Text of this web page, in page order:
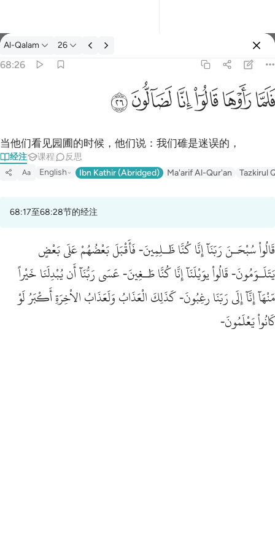
经注: Al-Qalam 68:26
Al-Qalam 26
68:26
فَلَمَّا رَأَوْهَا قَالُوٓا۟ إِنَّا لَضَآلُّونَ ٢٦
ﱵﱶﱷﱸﱹﱺ
当他们看见园圃的时候，他们说：我们碓是迷误的，
经注 课程 反思
Aa English Ibn Kathir (Abridged) Ma'arif Al-Qur'an Tazkirul
68:17至68:28节的经注
قَالُواْ سُبْحَـنَ رَبّنَآ إِنَّا كُنَّا ظَـلِمِينَ- فَأَقْبَلَ بَعْضُهُمْ عَلَى بَعْضٍ
يَتَلَـوَمُونَ- قَالُواْ يوَيْلَنَآ إِنَّا كُنَّا طَـغِينَ- عَسَى رَبُّنَآ أَن يُبْدِلَنَا خَيْراً
مّنْهَآ إِنَّآ إِلَى رَبّنَا رغِبُونَ- كَذَلِكَ الْعَذَابُ وَلَعَذَابُ الاْخِرَةِ أَكْبَرُ لَوْ
كَانُواْ يَعْلَمُونَ-